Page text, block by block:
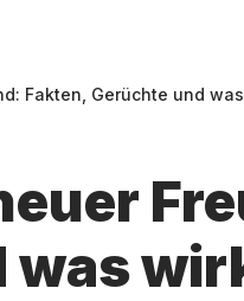
Fakten, Gerüchte und
was